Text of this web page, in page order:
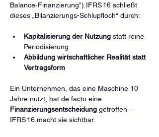
Balance‑Finanzierung”).IFRS 16 schließt
dieses „Bilanzierungs-Schlupfloch“ durch:
Kapitalisierung der Nutzung statt reine
Periodisierung
Abbildung wirtschaftlicher Realität statt
Vertragsform
Ein Unternehmen, das eine Maschine 10
Jahre nutzt, hat de facto eine
Finanzierungsentscheidung getroffen –
IFRS 16 macht sie sichtbar.